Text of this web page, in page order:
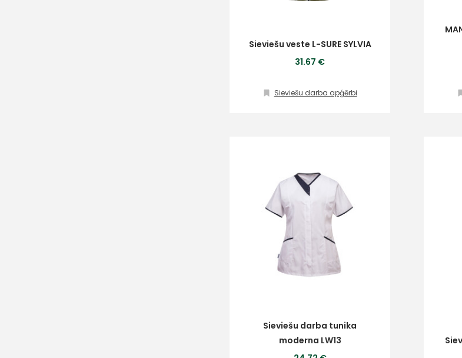
Sieviešu veste L-SURE SYLVIA
31.67 €
Sieviešu darba apģērbi
Sieviešu darba tunika
moderna LW13